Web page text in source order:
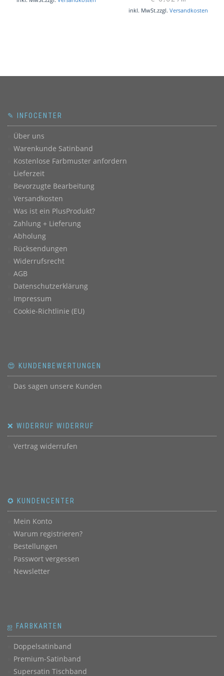
inkl. MwSt.zzgl. Versandkosten
✎ INFOCENTER
Über uns
Warenkunde Satinband
Kostenlose Farbmuster anfordern
Lieferzeit
Bevorzugte Bearbeitung
Versandkosten
Was ist ein PlusProdukt?
Zahlung + Lieferung
Abholung
Rücksendungen
Widerrufsrecht
AGB
Datenschutzerklärung
Impressum
Cookie-Richtlinie (EU)
😍 KUNDENBEWERTUNGEN
Das sagen unsere Kunden
❌ WIDERRUF WIDERRUF
Vertrag widerrufen
✪ KUNDENCENTER
Mein Konto
Warum registrieren?
Bestellungen
Passwort vergessen
Newsletter
ஐ FARBKARTEN
Doppelsatinband
Premium-Satinband
Supersatin Tischband